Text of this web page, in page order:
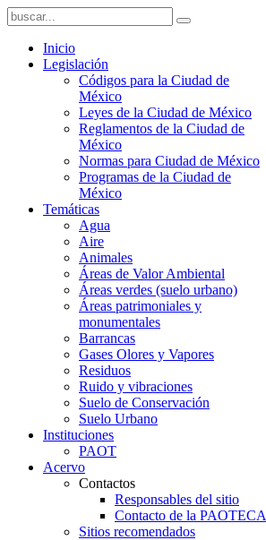
Inicio
Legislación
Códigos para la Ciudad de
México
Leyes de la Ciudad de México
Reglamentos de la Ciudad de
México
Normas para Ciudad de México
Programas de la Ciudad de
México
Temáticas
Agua
Aire
Animales
Áreas de Valor Ambiental
Áreas verdes (suelo urbano)
Áreas patrimoniales y
monumentales
Barrancas
Gases Olores y Vapores
Residuos
Ruido y vibraciones
Suelo de Conservación
Suelo Urbano
Instituciones
PAOT
Acervo
Contactos
Responsables del sitio
Contacto de la PAOTECA
Sitios recomendados